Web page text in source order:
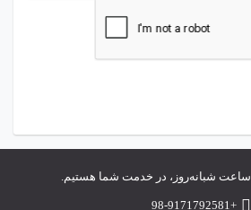
+98-9171792581